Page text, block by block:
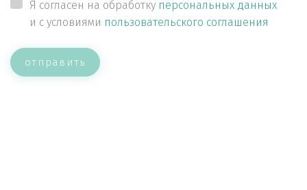
Я согласен на обработку персональных данных
и с условиями пользовательского соглашения
отправить